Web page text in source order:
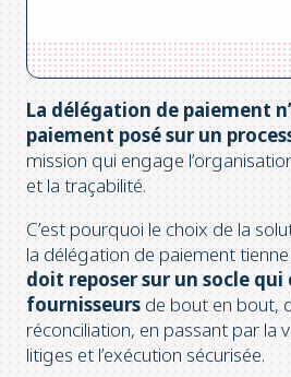
La délégation de paiement
paiement posé sur un
mission qui engage
et la traçabilité.
C’est pourquoi le choix de la
la délégation de paiement
doit reposer sur un socle qui
fournisseurs de bout en bout,
réconciliation, en passant par la
litiges et l’exécution sécurisée.